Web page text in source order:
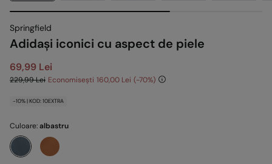
Springfield
Adidași iconici cu aspect de piele
69,99 Lei
229,99 Lei Economisești 160,00 Lei 70
-10% | KOD: 10EXTRA
Culoare:albastru